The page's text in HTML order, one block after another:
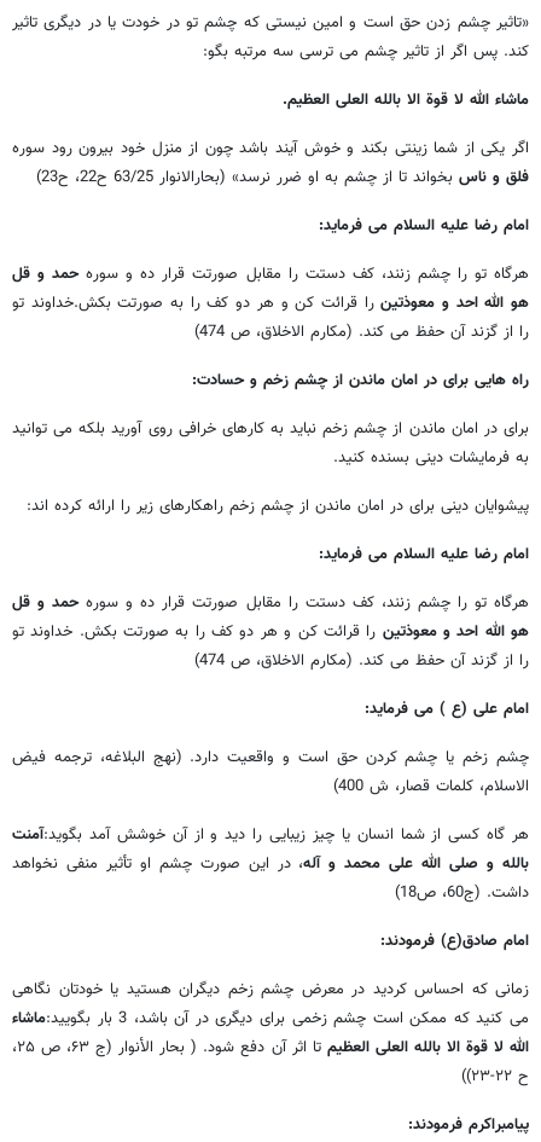
«تاثیر چشم زدن حق است و امین نیستی که چشم تو در خودت یا در دیگری تاثیر
کند. پس اگر از تاثیر چشم می ترسی سه مرتبه بگو:
ماشاء الله لا قوة الا بالله العلی العظیم.
اگر یکی از شما زینتی بکند و خوش آیند باشد چون از منزل خود بیرون رود سوره
فلق و ناس بخواند تا از چشم به او ضرر نرسد» (بحارالانوار 63/25 ح22، ح23)
امام رضا علیه السلام می فرماید:
هرگاه تو را چشم زنند، کف دستت را مقابل صورتت قرار ده و سورهحمد و قل
هو الله احد و معوذتینرا قرائت کن و هر دو کف را به صورتت بکش.خداوند تو
را از گزند آن حفظ می کند. (مکارم الاخلاق، ص 474)
راه هایی برای در امان ماندن از چشم زخم و حسادت:
برای در امان ماندن از چشم زخم نباید به کارهای خرافی روی آورید بلکه می توانید
به فرمایشات دینی بسنده کنید.
پیشوایان دینی برای در امان ماندن از چشم زخم راهکارهای زیر را ارائه کرده اند:
امام رضا علیه السلام می فرماید:
هرگاه تو را چشم زنند، کف دستت را مقابل صورتت قرار ده و سورهحمد و قل
هو الله احد و معوذتین را قرائت کن و هر دو کف را به صورتت بکش. خداوند تو
را از گزند آن حفظ می کند. (مکارم الاخلاق، ص 474)
امام علی (ع ) می فرماید:
چشم زخم یا چشم کردن حق است و واقعیت دارد. (نهج البلاغه، ترجمه فیض
الاسلام، کلمات قصار، ش 400)
هر گاه کسی از شما انسان یا چیز زیبایی را دید و از آن خوشش آمد بگوید:آمنت
بالله و صلی الله علی محمد و آله، در این صورت چشم او تأثیر منفی نخواهد
داشت. (ج60، ص18)
امام صادق(ع) فرمودند:
زمانی که احساس کردید در معرض چشم زخم دیگران هستید یا خودتان نگاهی
می کنید که ممکن است چشم زخمی برای دیگری در آن باشد، 3 بار بگویید:
ماشاء
الله لا قوة الا بالله العلی العظیم
تا اثر آن دفع شود. ( بحار الأنوار (ج ۶۳، ص ۲۵،
ح ۲۲-۲۳))
پیامبراکرم فرمودند: